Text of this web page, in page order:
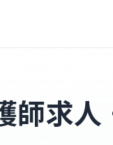
師求人